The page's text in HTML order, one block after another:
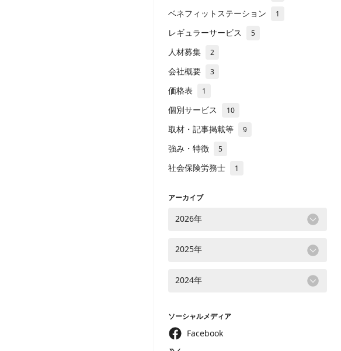
ベネフィットステーション 1
レギュラーサービス 5
人材募集 2
会社概要 3
価格表 1
個別サービス 10
取材・記事掲載等 9
強み・特徴 5
社会保険労務士 1
アーカイブ
2026年
2025年
2024年
ソーシャルメディア
Facebook